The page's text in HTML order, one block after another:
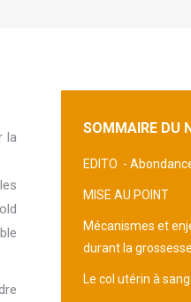
la
SOMMAIRE DU
EDITO -
MISE AU POINT
Mécanismes et
durant la grossesse
Le col utérin à